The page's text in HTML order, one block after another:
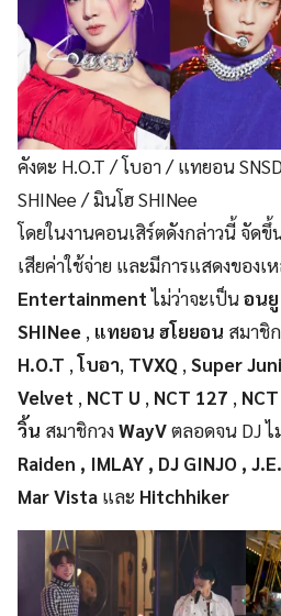
คังตะ H.O.T / โบอา / แทยอน
SHINee / มินโฮ SHINee
โดยในงานคอนเสิร์ตดังกล่าวนี้ จัด
เสียค่าใช้จ่าย และมีการแสดงของเ
Entertainmentไม่ว่าจะเป็นอน
SHINee , แทยอน ฮโยยอน สมาชิ
H.O.T ,โบอา, TVXQ , Super
Velvet , NCT U , NCT 127 ,
วิ้น สมาชิกวงWayVตลอดจน DJ ไ
Raiden , IMLAY , DJ GINJO ,
Mar Vista และ Hitchhiker